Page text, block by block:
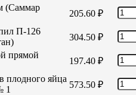
(Саммар
205.60 ₽
П-126
304.50 ₽
прямой
197.40 ₽
плодного яйца
1
573.50 ₽